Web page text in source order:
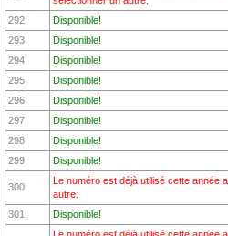
292
Disponible!
293
Disponible!
294
Disponible!
295
Disponible!
296
Disponible!
297
Disponible!
298
Disponible!
299
Disponible!
300
Le numéro est déjà utilisé cette année
autre.
301
Disponible!